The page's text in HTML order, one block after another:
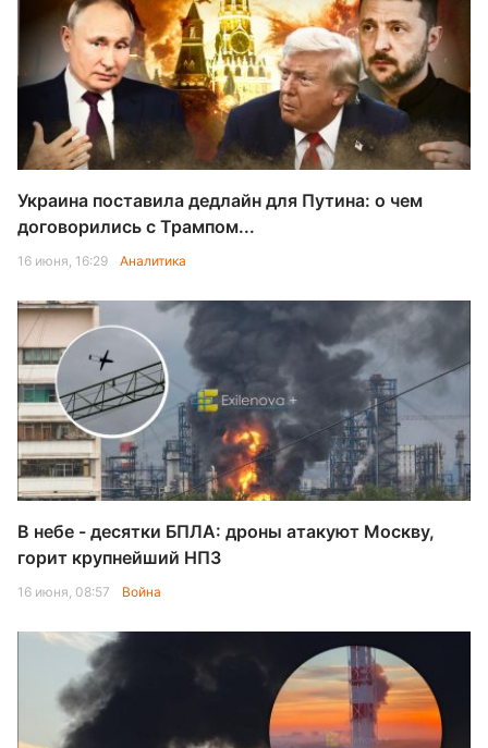
Украина поставила дедлайн для Путина: о чем
договорились с Трампом...
16 июня, 16:29 Аналитика
В небе - десятки БПЛА: дроны атакуют Москву,
горит крупнейший НПЗ
16 июня, 08:57 Война